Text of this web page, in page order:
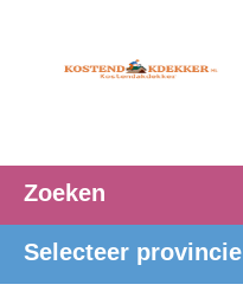
Zoeken
Selecteer provincie